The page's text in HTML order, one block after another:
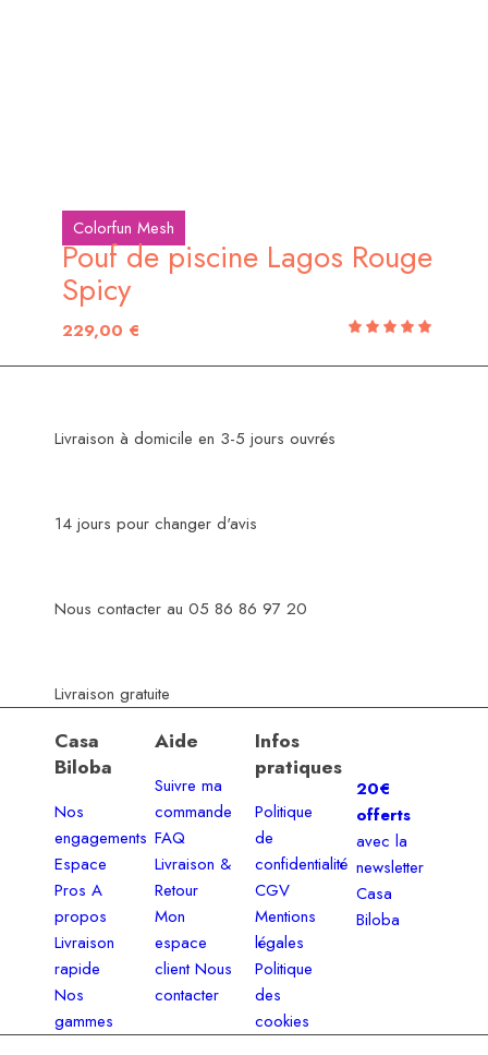
Colorfun Mesh
Pouf de piscine Lagos Rouge
Spicy
out of 5
229,00 €
Livraison à domicile en 3-5 jours ouvrés
14 jours pour changer d'avis
Nous contacter au 05 86 86 97 20
Livraison gratuite
Casa
Biloba
Nos
engagements
Espace
Pros A
propos
Livraison
rapide
Nos
gammes
Aide
Suivre ma
commande
FAQ
Livraison &
Retour
Mon
espace
client Nous
contacter
Infos
pratiques
Politique
de
confidentialité
CGV
Mentions
légales
Politique
des
cookies
20€
offerts
avec la
newsletter
Casa
Biloba